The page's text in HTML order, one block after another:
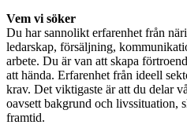
Vem vi söker
Du har sannolikt erfarenhet från
ledarskap, försäljning,
arbete. Du är van att skapa
att hända. Erfarenhet från ideell
krav. Det viktigaste är att du delar
oavsett bakgrund och livssituation,
framtid.